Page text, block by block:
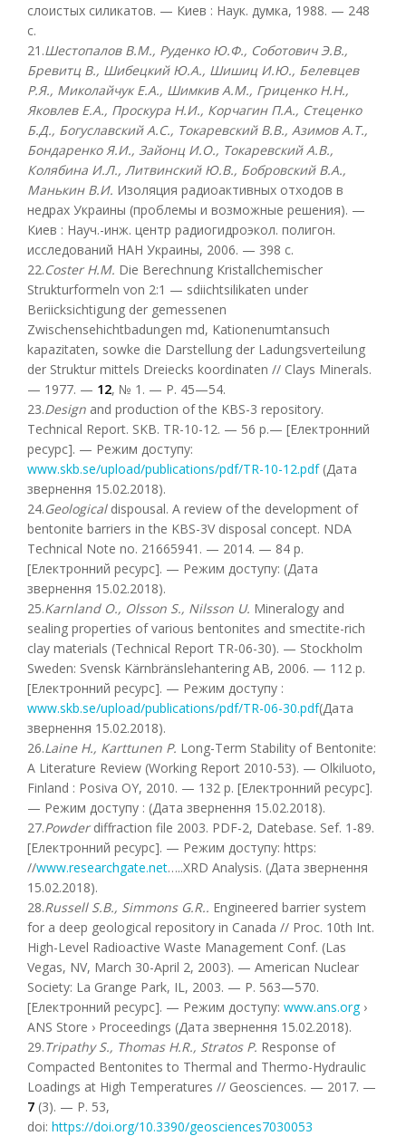
слоистых силикатов. — Киев : Наук. думка, 1988. — 248
с.
21.Шестопалов В.М., Руденко Ю.Ф., Соботович Э.В.,
Бревитц В., Шибецкий Ю.А., Шишиц И.Ю., Белевцев
Р.Я., Миколайчук Е.А., Шимкив А.М., Гриценко Н.Н.,
Яковлев Е.А., Проскура Н.И., Корчагин П.А., Стеценко
Б.Д., Богуславский А.С., Токаревский В.В., Азимов А.Т.,
Бондаренко Я.И., Зайонц И.О., Токаревский А.В.,
Колябина И.Л., Литвинский Ю.В., Бобровский В.А.,
Манькин В.И. Изоляция радиоактивных отходов в
недрах Украины (проблемы и возможные решения). —
Киев : Науч.-инж. центр радиогидроэкол. полигон.
исследований НАН Украины, 2006. — 398 c.
22.Cоster Н.М. Die Berechnung Kristallchemischer
Strukturformeln von 2:1 — sdiichtsilikaten under
Beriicksichtigung der gemessenen
Zwischensehichtbadungen md, Kationenumtansuch
kapazitaten, sowke die Darstellung der Ladungsverteilung
der Struktur mittels Dreiecks koordinaten // Clays Minerals.
— 1977. — 12, № 1. — Р. 45—54.
23.Design and production of the KBS-3 repository.
Technical Report. SKB. TR-10-12. — 56 р.— [Електронний
ресурс]. — Режим доступу:
www.skb.se/upload/publications/pdf/TR-10-12.pdf(Дата
звернення 15.02.2018).
24.Geologicaldispousal. A review of the development of
bentonite barriers in the KBS-3V disposal concept. NDA
Technical Note no. 21665941. — 2014. — 84 p.
[Електронний ресурс]. — Режим доступу: (Дата
звернення 15.02.2018).
25.Karnland O., Olsson S., Nilsson U. Mineralogy and
sealing properties of various bentonites and smectite-rich
clay materials (Technical Report TR-06-30). — Stockholm
Sweden: Svensk Kärnbränslehantering AB, 2006. — 112 p.
[Електронний ресурс]. — Режим доступу :
www.skb.se/upload/publications/pdf/TR-06-30.pdf(Дата
звернення 15.02.2018).
26.Laine H., Karttunen P. Long-Term Stability of Bentonite:
A Literature Review (Working Report 2010-53). — Olkiluoto,
Finland : Posiva OY, 2010. — 132 p. [Електронний ресурс].
— Режим доступу : (Дата звернення 15.02.2018).
27.Powderdiffraction file 2003. PDF-2, Datebase. Sef. 1-89.
[Електронний ресурс]. — Режим доступу: https:
//www.researchgate.net…..XRD Analysis. (Дата звернення
15.02.2018).
28.Russell S.B., Simmons G.R.. Engineered barrier system
for a deep geological repository in Canada // Proc. 10th Int.
High-Level Radioactive Waste Management Conf. (Las
Vegas, NV, March 30-April 2, 2003). — American Nuclear
Society: La Grange Park, IL, 2003. — Р. 563—570.
[Електронний ресурс]. — Режим доступу: www.ans.org›
ANS Store › Proceedings (Дата звернення 15.02.2018).
29.Tripathy S., Thomas H.R., Stratos P. Response of
Compacted Bentonites to Thermal and Thermo-Hydraulic
Loadings at High Temperatures // Geosciences. — 2017. —
7 (3). — P. 53,
doi: https://doi.org/10.3390/geosciences7030053